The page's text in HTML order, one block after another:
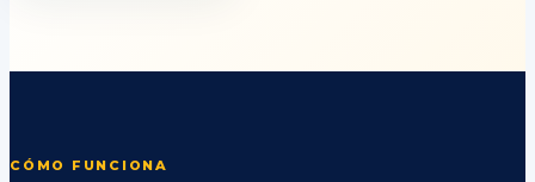
CÓMO FUNCIONA